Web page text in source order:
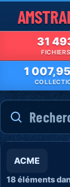
31
FICHIERS
1
ACME
18 éléments